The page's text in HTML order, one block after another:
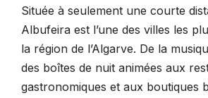
Située à seulement une courte
Albufeira est l’une des villes les
la région de l’Algarve. De la
des boîtes de nuit animées aux
gastronomiques et aux boutiques